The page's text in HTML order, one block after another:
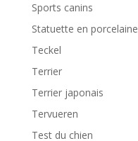
Sports canins
Statuette en porcelaine
Teckel
Terrier
Terrier japonais
Tervueren
Test du chien